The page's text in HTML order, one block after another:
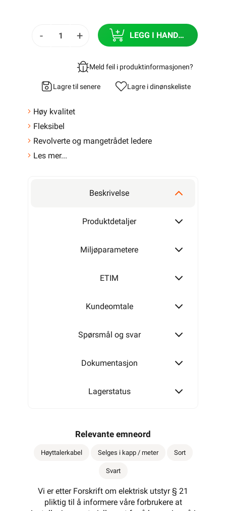
- + LEGG I HANDLEKURV
Meld feil i produktinformasjonen?
Lagre til senere Lagre i dinønskeliste
Høy kvalitet
Fleksibel
Revolverte og mangetrådet ledere
Les mer...
Beskrivelse
Produktdetaljer
Miljøparametere
ETIM
Kundeomtale
Spørsmål og svar
Dokumentasjon
Lagerstatus
Relevante emneord
Høyttalerkabel Selges i kapp / meter Sort
Svart
Vi er etter Forskrift om elektrisk utstyr § 21
pliktig til å informere våre forbrukere at